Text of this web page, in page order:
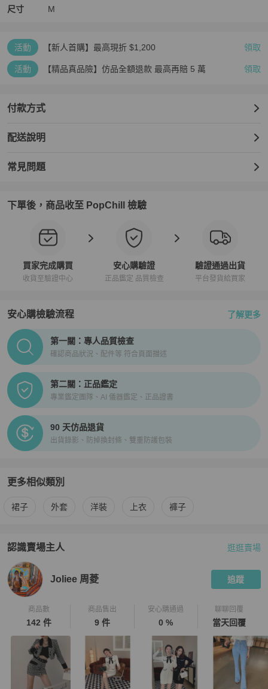
尺寸
M
活動 【新人首購】最高現折 $1,200 領取
活動 【精品真品險】仿品全額退款 最高再賠 5 萬 領取
付款方式
配送說明
常見問題
下單後，商品收至 PopChill 檢驗
買家完成購買
收貨至驗證中心
安心購驗證
正品鑑定 品質檢查
驗證通過出貨
平台發貨給買家
安心購檢驗流程 了解更多
PopChill拍拍圈正品驗證、安心購檢驗流程介紹
第一關：專人品質檢查
確認商品狀況、配件等 符合頁面描述
第二關：正品鑑定
專業鑑定團隊、AI 儀器鑑定、正品證書
90 天仿品退貨
出貨錄影、防掉換封條、雙重防護包裝
更多相似類別
更多女裝 相似商品推薦
裙子 外套 洋裝 上衣 褲子
認識賣場主人
PopChill 拍拍圈嚴選賣家
逛逛賣場
Joliee 周菱 追蹤
商品數
142 件
商品售出
9 件
安心購通過
0 %
聊聊回覆
當天回覆